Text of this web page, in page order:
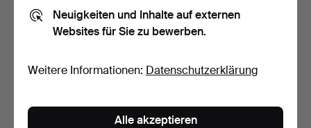
Neuigkeiten und Inhalte auf externen
Websites für Sie zu bewerben.
Weitere Informationen: Datenschutzerklärung
Alle akzeptieren